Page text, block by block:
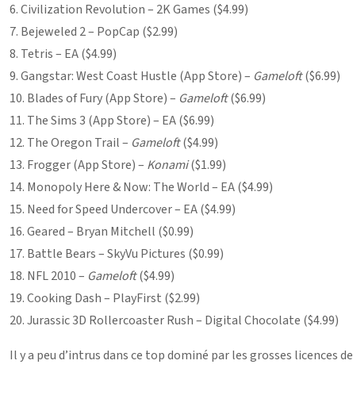
6. Civilization Revolution – 2K Games ($4.99)
7. Bejeweled 2 – PopCap ($2.99)
8. Tetris – EA ($4.99)
9. Gangstar: West Coast Hustle (App Store) – Gameloft($6.99)
10. Blades of Fury (App Store) – Gameloft($6.99)
11. The Sims 3 (App Store) – EA ($6.99)
12. The Oregon Trail – Gameloft($4.99)
13. Frogger (App Store) – Konami($1.99)
14. Monopoly Here & Now: The World – EA ($4.99)
15. Need for Speed Undercover – EA ($4.99)
16. Geared – Bryan Mitchell ($0.99)
17. Battle Bears – SkyVu Pictures ($0.99)
18. NFL 2010 – Gameloft($4.99)
19. Cooking Dash – PlayFirst ($2.99)
20. Jurassic 3D Rollercoaster Rush – Digital Chocolate ($4.99)
Il y a peu d’intrus dans ce top dominé par les grosses licences de